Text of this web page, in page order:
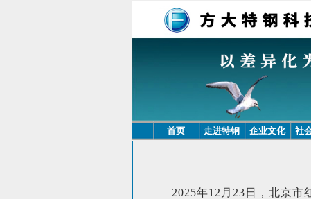
首页 走进特钢 企业文化 社
2025年12月23日，北京市